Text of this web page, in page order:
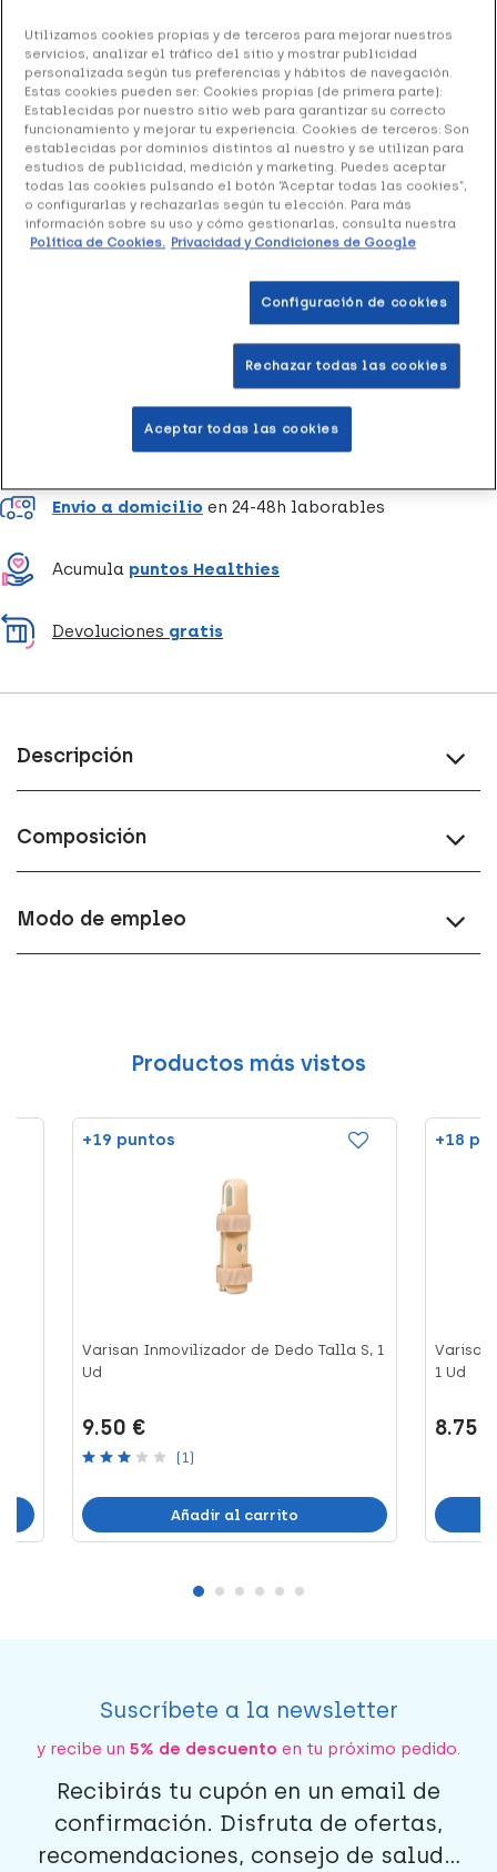
Prim Férula para dedo 112510 Talla L, 1 Ud
36.48 €
+ 73 puntos Healthies
Esta tablilla del dedo se hace de un material cómodo
suave que se ha diseñado para ofrecer uno o dos ayudas de
Envío a domicilio en 24-48h laborables
Acumula puntos Healthies
Devoluciones gratis
Descripción
Composición
Modo de empleo
Productos más vistos
+19 puntos
Varisan Inmovilizador de Dedo Talla S, 1
Ud
9.50 €
(1)
Añadir al carrito
+18
Varisan
1 Ud
8.75 €
Suscríbete a la newsletter
y recibe un 5% de descuento en tu próximo pedido.
Recibirás tu cupón en un email de
confirmación. Disfruta de ofertas,
recomendaciones, consejo de salud...
Utilizamos cookies propias y de terceros para mejorar nuestros
servicios, analizar el tráfico del sitio y mostrar publicidad
personalizada según tus preferencias y hábitos de navegación.
Estas cookies pueden ser: Cookies propias (de primera parte):
Establecidas por nuestro sitio web para garantizar su correcto
funcionamiento y mejorar tu experiencia. Cookies de terceros: Son
establecidas por dominios distintos al nuestro y se utilizan para
estudios de publicidad, medición y marketing. Puedes aceptar
todas las cookies pulsando el botón “Aceptar todas las cookies”,
o configurarlas y rechazarlas según tu elección. Para más
información sobre su uso y cómo gestionarlas, consulta nuestra
Política de Cookies. Privacidad y Condiciones de Google
Configuración de cookies
Rechazar todas las cookies
Aceptar todas las cookies